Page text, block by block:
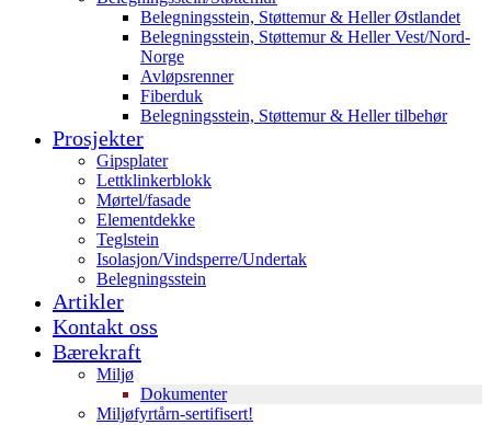
Belegningsstein, Støttemur & Heller Østlandet
Belegningsstein, Støttemur & Heller Vest/Nord-
Norge
Avløpsrenner
Fiberduk
Belegningsstein, Støttemur & Heller tilbehør
Prosjekter
Gipsplater
Lettklinkerblokk
Mørtel/fasade
Elementdekke
Teglstein
Isolasjon/Vindsperre/Undertak
Belegningsstein
Artikler
Kontakt oss
Bærekraft
Miljø
Dokumenter
Miljøfyrtårn-sertifisert!